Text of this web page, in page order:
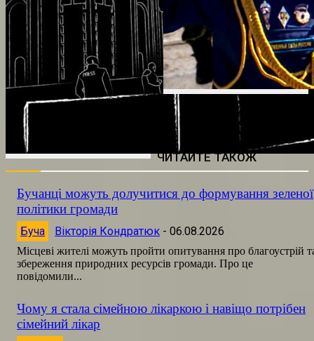
ЧИТАЙТЕ ТАКОЖ
Бучанці можуть долучитися до формування зеленої
політики громади
Буча Вікторія Кондратюк - 06.08.2026
Місцеві жителі можуть пройти опитування про благоустрій
збереження природних ресурсів громади. Про це
повідомили...
Чому я стала сімейною лікаркою і навіщо потрібен
сімейний лікар